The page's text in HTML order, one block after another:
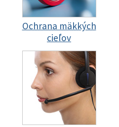
Ochrana mäkkých
cieľov